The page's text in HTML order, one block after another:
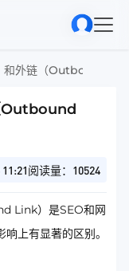
外链（Outbound
Outbound
阅读量：10524
Link）是SEO和网
上有显著的区别。